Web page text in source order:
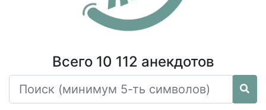
Всего 10 112 анекдотов